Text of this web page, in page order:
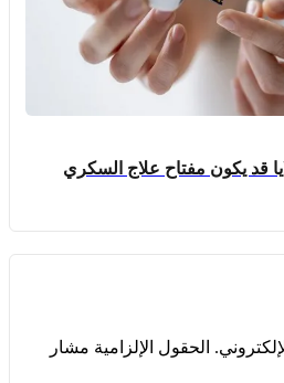
قد يكون مفتاح علاج السكري
الحقول الإلزامية مشار